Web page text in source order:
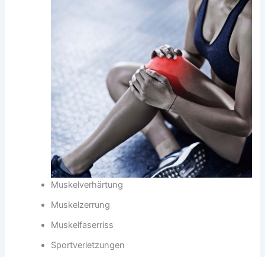
Muskelverhärtung
Muskelzerrung
Muskelfaserriss
Sportverletzungen